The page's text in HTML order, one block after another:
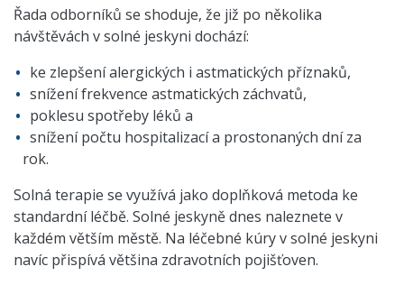
Řada odborníků se shoduje, že již po několika
návštěvách v solné jeskyni dochází:
ke zlepšení alergických i astmatických příznaků,
snížení frekvence astmatických záchvatů,
poklesu spotřeby léků a
snížení počtu hospitalizací a prostonaných dní za
rok.
Solná terapie se využívá jako doplňková metoda ke
standardní léčbě. Solné jeskyně dnes naleznete v
každém větším městě. Na léčebné kúry v solné jeskyni
navíc přispívá většina zdravotních pojišťoven.